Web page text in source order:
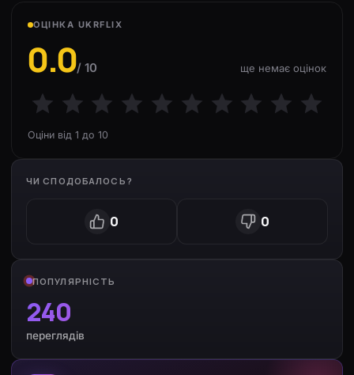
ОЦІНКА UKRFLIX
0.0/ 10 ще немає оцінок
Оціни від 1 до 10
ЧИ СПОДОБАЛОСЬ?
0 0
ПОПУЛЯРНІСТЬ
240
переглядів